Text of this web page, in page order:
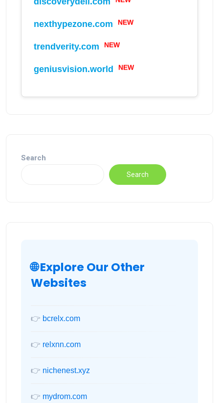
nexthypezone.com NEW
trendverity.com NEW
geniusvision.world NEW
Search
Search
🌐 Explore Our Other
Websites
👉 bcrelx.com
👉 relxnn.com
👉 nichenest.xyz
👉 mydrom.com